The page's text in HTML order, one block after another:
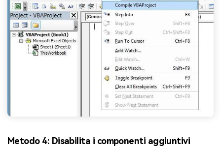
Metodo 4: Disabilita i componenti aggiuntivi